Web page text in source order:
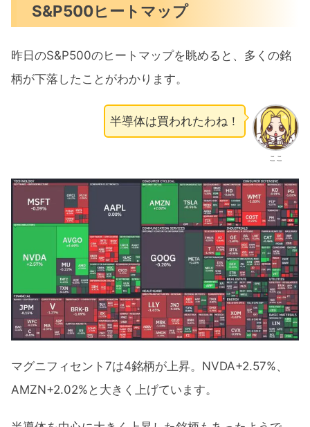
S&P500ヒートマップ
昨日のS&P500のヒートマップを眺めると、多くの銘
柄が下落したことがわかります。
ここ
半導体は買われたわね！
マグニフィセント7は4銘柄が上昇。NVDA+2.57%、
AMZN+2.02%と大きく上げています。